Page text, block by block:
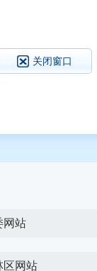
关闭窗口
网站
区网站